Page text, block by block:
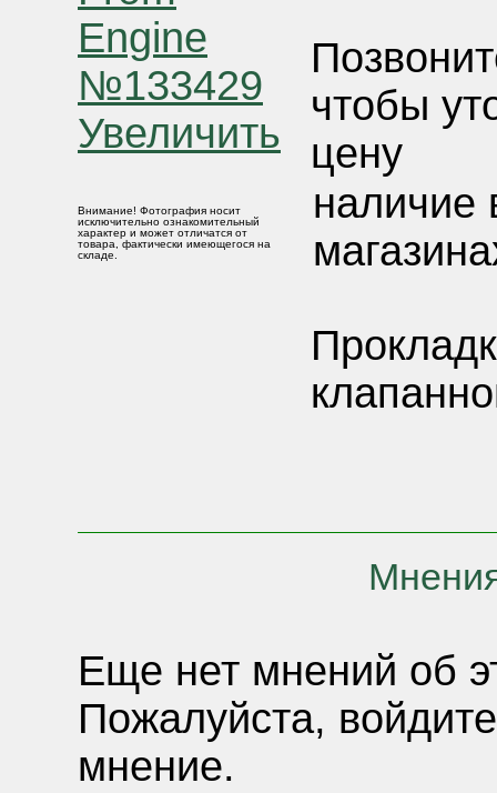
Увеличить
Внимание! Фотография носит
исключительно ознакомительный
характер и может отличатся от
товара, фактически имеющегося на
складе.
чтобы
цену
наличие
Еще нет мнений об
Пожалуйста,
мнение.